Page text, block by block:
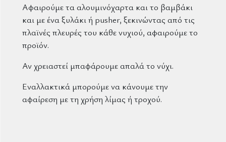
Αφαιρούμε τα αλουμινόχαρτα και το βαμβάκι
και με ένα ξυλάκι ή pusher, ξεκινώντας από τις
πλαϊνές πλευρές του κάθε νυχιού, αφαιρούμε το
προϊόν.
Αν χρειαστεί μπαφάρουμε απαλά το νύχι.
Εναλλακτικά μπορούμε να κάνουμε την
αφαίρεση με τη χρήση λίμας ή τροχού.